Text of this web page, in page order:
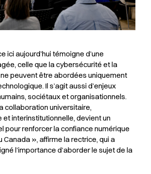
ici aujourd’hui témoigne d’une
celle que la cybersécurité et la
peuvent être abordées uniquement
Il s’agit aussi d’enjeux
sociétaux et organisationnels.
collaboration universitaire,
et interinstitutionnelle, devient un
pour renforcer la confiance numérique
Canada », affirme la rectrice, qui a
l’importance d’aborder le sujet de la